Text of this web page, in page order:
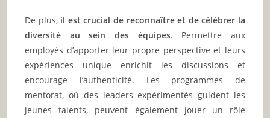
De plus, il est crucial de reconnaître et de célébrer la
diversité au sein des équipes. Permettre aux
employés d’apporter leur propre perspective et leurs
expériences unique enrichit les discussions et
encourage l’authenticité. Les programmes de
mentorat, où des leaders expérimentés guident les
jeunes talents, peuvent également jouer un rôle